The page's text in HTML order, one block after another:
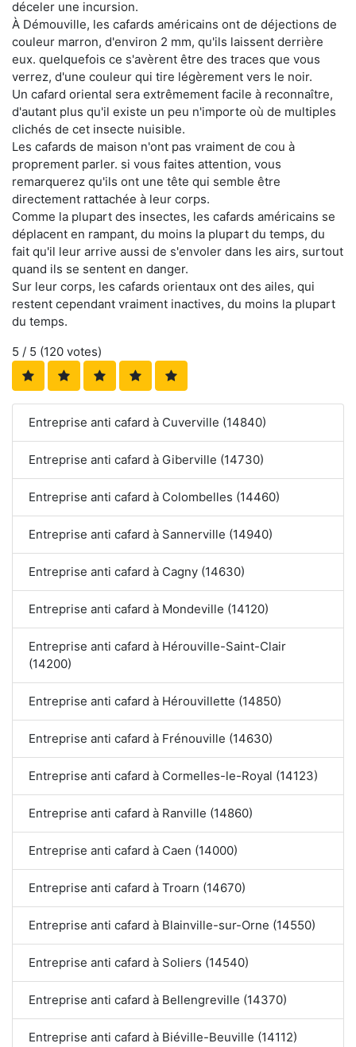
déceler une incursion.
À Démouville, les cafards américains ont de déjections de
couleur marron, d'environ 2 mm, qu'ils laissent derrière
eux. quelquefois ce s'avèrent être des traces que vous
verrez, d'une couleur qui tire légèrement vers le noir.
Un cafard oriental sera extrêmement facile à reconnaître,
d'autant plus qu'il existe un peu n'importe où de multiples
clichés de cet insecte nuisible.
Les cafards de maison n'ont pas vraiment de cou à
proprement parler. si vous faites attention, vous
remarquerez qu'ils ont une tête qui semble être
directement rattachée à leur corps.
Comme la plupart des insectes, les cafards américains se
déplacent en rampant, du moins la plupart du temps, du
fait qu'il leur arrive aussi de s'envoler dans les airs, surtout
quand ils se sentent en danger.
Sur leur corps, les cafards orientaux ont des ailes, qui
restent cependant vraiment inactives, du moins la plupart
du temps.
5 / 5 (120 votes)
Entreprise anti cafard à Cuverville (14840)
Entreprise anti cafard à Giberville (14730)
Entreprise anti cafard à Colombelles (14460)
Entreprise anti cafard à Sannerville (14940)
Entreprise anti cafard à Cagny (14630)
Entreprise anti cafard à Mondeville (14120)
Entreprise anti cafard à Hérouville-Saint-Clair
(14200)
Entreprise anti cafard à Hérouvillette (14850)
Entreprise anti cafard à Frénouville (14630)
Entreprise anti cafard à Cormelles-le-Royal (14123)
Entreprise anti cafard à Ranville (14860)
Entreprise anti cafard à Caen (14000)
Entreprise anti cafard à Troarn (14670)
Entreprise anti cafard à Blainville-sur-Orne (14550)
Entreprise anti cafard à Soliers (14540)
Entreprise anti cafard à Bellengreville (14370)
Entreprise anti cafard à Biéville-Beuville (14112)